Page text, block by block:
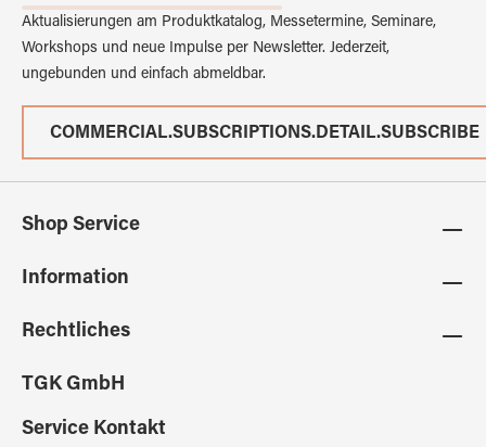
Aktualisierungen am Produktkatalog, Messetermine, Seminare,
Workshops und neue Impulse per Newsletter. Jederzeit,
ungebunden und einfach abmeldbar.
COMMERCIAL.SUBSCRIPTIONS.DETAIL.SUBSCRIBE
Shop Service
Information
Rechtliches
TGK GmbH
Service Kontakt